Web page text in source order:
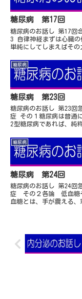
糖尿病 第17回
糖尿病のお話し 第17回
3 自律神経まずは心臓の
単純にしてしまえばその
る神経障害で痛くない。
す。狭心症と心筋梗塞の
ことわっていませんで
糖尿病
糖尿病 第23回
糖尿病のお話し 第23回
症 その１糖尿病は普通に
2型糖尿病であれば、純
い過ぎかも！と、言うか
慢性の血管合併症で命に
であって、急に命に...
糖尿病
糖尿病 第24回
糖尿病のお話し 第24回
症 その２各論 低血糖
血糖とは、手が震える、
症状というとこんな...